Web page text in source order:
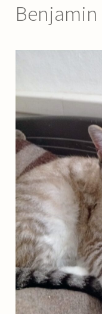
Benjamin